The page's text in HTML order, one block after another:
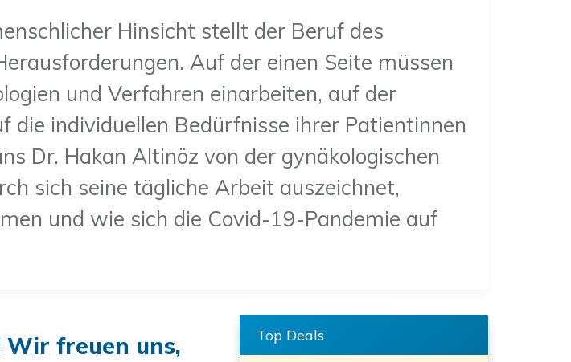
Hinsicht stellt der Beruf des
Auf der einen Seite müssen
und Verfahren einarbeiten, auf der
die individuellen Bedürfnisse ihrer Patientinnen
Dr. Hakan Altinöz von der gynäkologischen
sich seine tägliche Arbeit auszeichnet,
und wie sich die Covid-19-Pandemie auf
freuen uns,
Top Deals